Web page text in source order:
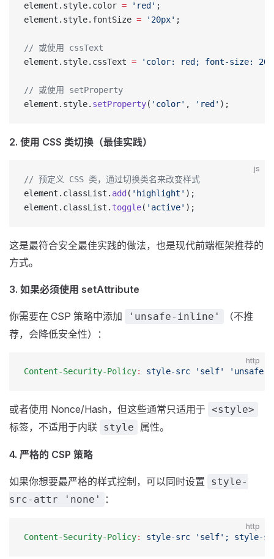
element.style.color = 'red' ;
element.style.fontSize = '20px' ;
// 或使用 cssText
element.style.cssText = 'color: red; font-size:
// 或使用 setProperty
element.style. setProperty( 'color' , 'red' );
2. 使用 CSS 类切换（最佳实践）
js
// 预定义 CSS 类，通过切换类名来改变样式
element.classList. add ( 'highlight' );
element.classList. toggle( 'active' );
这是最符合安全最佳实践的做法，也是现代前端框架推荐的
方式。
3. 如果必须使用 setAttribute
你需要在 CSP 策略中添加 'unsafe-inline'
（不推
荐，会降低安全性）：
http
Content-Security-Policy: style-src 'self' 'unsafe-
或者使用 Nonce/Hash，但这些通常只适用于 <style>
标签，不适用于内联 style 属性。
4. 严格的 CSP 策略
如果你想要最严格的样式控制，可以同时设置
style-
src-attr 'none'
：
http
Content-Security-Policy: style-src 'self'; style-